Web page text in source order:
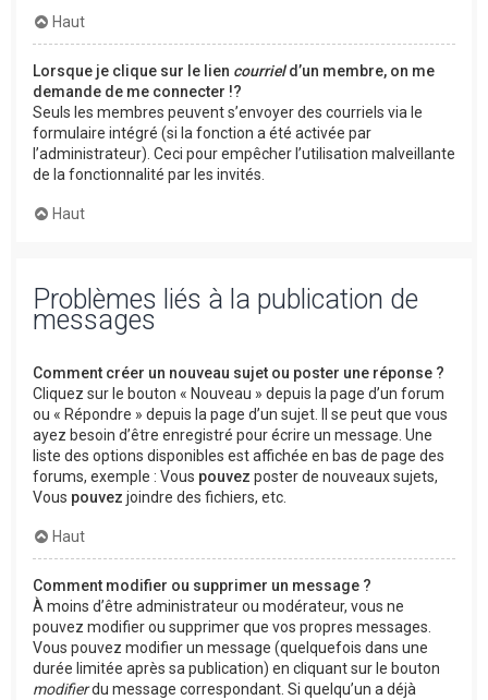
Haut
Lorsque je clique sur le lien courrield’un membre, on me
demande de me connecter !?
Seuls les membres peuvent s’envoyer des courriels via le
formulaire intégré (si la fonction a été activée par
l’administrateur). Ceci pour empêcher l’utilisation malveillante
de la fonctionnalité par les invités.
Haut
Problèmes liés à la publication de
messages
Comment créer un nouveau sujet ou poster une réponse ?
Cliquez sur le bouton « Nouveau » depuis la page d’un forum
ou « Répondre » depuis la page d’un sujet. Il se peut que vous
ayez besoin d’être enregistré pour écrire un message. Une
liste des options disponibles est affichée en bas de page des
forums, exemple : Vous pouvez poster de nouveaux sujets,
Vous pouvez joindre des fichiers, etc.
Haut
Comment modifier ou supprimer un message ?
À moins d’être administrateur ou modérateur, vous ne
pouvez modifier ou supprimer que vos propres messages.
Vous pouvez modifier un message (quelquefois dans une
durée limitée après sa publication) en cliquant sur le bouton
modifierdu message correspondant. Si quelqu’un a déjà